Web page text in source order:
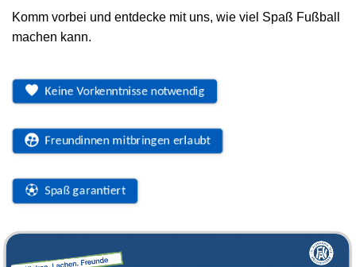
Komm vorbei und entdecke mit uns, wie viel Spaß Fußball
machen kann.
Keine Vorkenntnisse notwendig
Freundinnen mitbringen erlaubt
Spaß garantiert